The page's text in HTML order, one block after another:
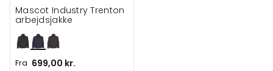
Mascot Industry Trenton
arbejdsjakke
Fra 699,00 kr.